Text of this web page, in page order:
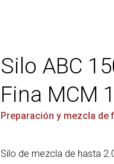
Silo ABC
Fina MCM
Preparación y mezcla de
Silo de mezcla de hasta